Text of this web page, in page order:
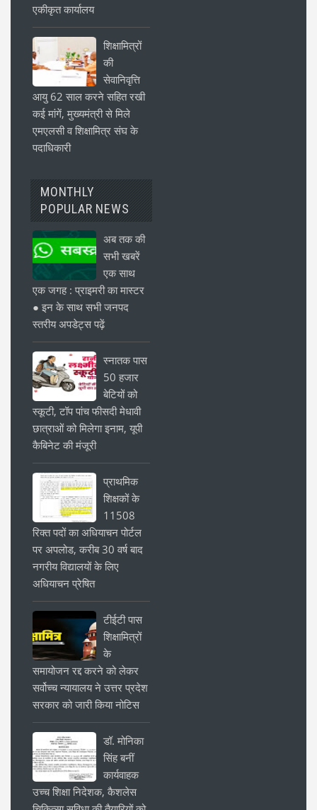
एकीकृत कार्यालय
शिक्षामित्रों
की
सेवानिवृत्ति
आयु 62 साल करने सहित रखी
कई मांगें, मुख्यमंत्री से मिले
एमएलसी व शिक्षामित्र संघ के
पदाधिकारी
MONTHLY
POPULAR NEWS
अब तक की
सभी खबरें
एक साथ
एक जगह : प्राइमरी का मास्टर
● इन के साथ सभी जनपद
स्तरीय अपडेट्स पढ़ें
स्नातक पास
50 हजार
बेटियों को
स्कूटी, टॉप पांच फीसदी मेधावी
छात्राओं को मिलेगा इनाम, यूपी
कैबिनेट की मंजूरी
प्राथमिक
शिक्षकों के
11508
रिक्त पदों का अधियाचन पोर्टल
पर अपलोड, करीब 30 वर्ष बाद
नगरीय विद्यालयों के लिए
अधियाचन प्रेषित
टीईटी पास
शिक्षामित्रों
के
समायोजन रद्द करने को लेकर
सर्वोच्च न्यायालय ने उत्तर प्रदेश
सरकार को जारी किया नोटिस
डॉ. मोनिका
सिंह बनीं
कार्यवाहक
उच्च शिक्षा निदेशक, कैशलेस